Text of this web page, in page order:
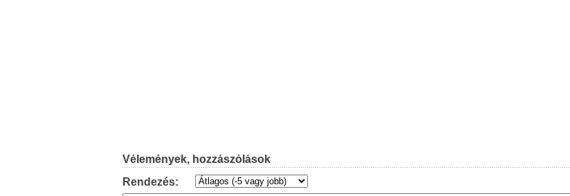
Vélemények, hozzászólások
Rendezés: